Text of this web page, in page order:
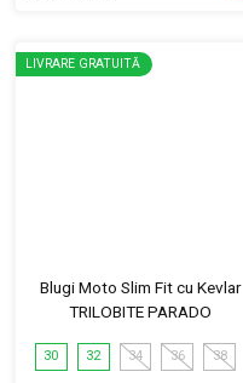
LIVRARE GRATUITĂ
Blugi Moto Slim Fit cu Kevlar
TRILOBITE PARADO
30 32 34 36 38